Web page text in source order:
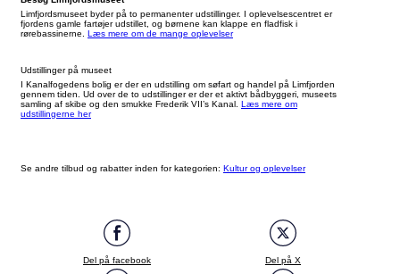
Limfjordsmuseet byder på to permanenter udstillinger. I oplevelsescentret er
fjordens gamle fartøjer udstillet, og børnene kan klappe en fladfisk i
rørebassinerne. Læs mere om de mange oplevelser
Udstillinger på museet
I Kanalfogedens bolig er der en udstilling om søfart og handel på Limfjorden
gennem tiden. Ud over de to udstillinger er der et aktivt bådbyggeri, museets
samling af skibe og den smukke Frederik VII’s Kanal. Læs mere om
udstillingerne her
Se andre tilbud og rabatter inden for kategorien: Kultur og oplevelser
Del på facebook Del på X